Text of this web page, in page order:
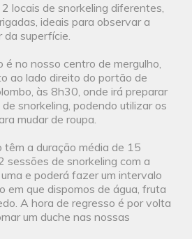
locais de snorkeling diferentes,
ideais para observar a
da superfície.
no nosso centro de mergulho,
ao lado direito do portão de
às 8h30, onde irá preparar
snorkeling, podendo utilizar os
mudar de roupa.
a duração média de 15
sessões de snorkeling com a
e poderá fazer um intervalo
em que dispomos de água, fruta
A hora de regresso é por volta
um duche nas nossas